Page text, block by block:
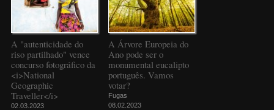
A "autenticidade do
riso partilhado" vence
concurso fotográfico da
<i>National
Geographic
Traveller</i>
02.03.2023
A Árvore Europeia do
Ano pode ser o
monumental eucalipto
português. Vamos
votar?
Fugas
08.02.2023